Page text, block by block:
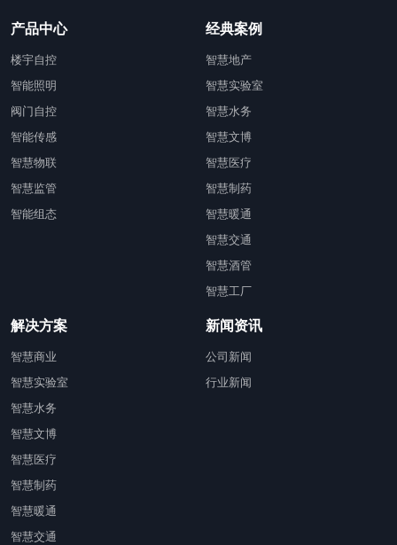
产品中心
楼宇自控
智能照明
阀门自控
智能传感
智慧物联
智慧监管
智能组态
经典案例
智慧地产
智慧实验室
智慧水务
智慧文博
智慧医疗
智慧制药
智慧暖通
智慧交通
智慧酒管
智慧工厂
解决方案
智慧商业
智慧实验室
智慧水务
智慧文博
智慧医疗
智慧制药
智慧暖通
智慧交通
新闻资讯
公司新闻
行业新闻